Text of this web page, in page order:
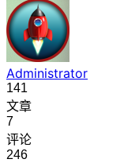
Administrator
141
文章
7
评论
246